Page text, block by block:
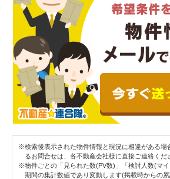
※検索後表示された物件情報と現況に相違がある場
るお問合せは、各不動産会社様に直接ご連絡くだ
※物件ごとの「見られた数(PV数)」「検討人数(マ
期間の集計数値であり変動します(掲載時からの累